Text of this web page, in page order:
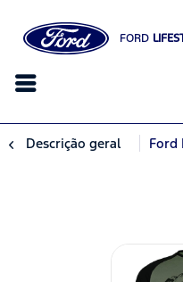
FORD
Descrição geral Ford